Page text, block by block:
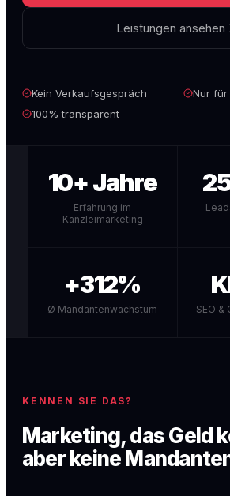
Leistungen ansehen
Kein Verkaufsgespräch
Nur für
100% transparent
10+ Jahre
Erfahrung im
Kanzleimarketing
+312%
Ø Mandantenwachstum SEO &
KENNEN SIE DAS?
Marketing, das Geld
aber keine